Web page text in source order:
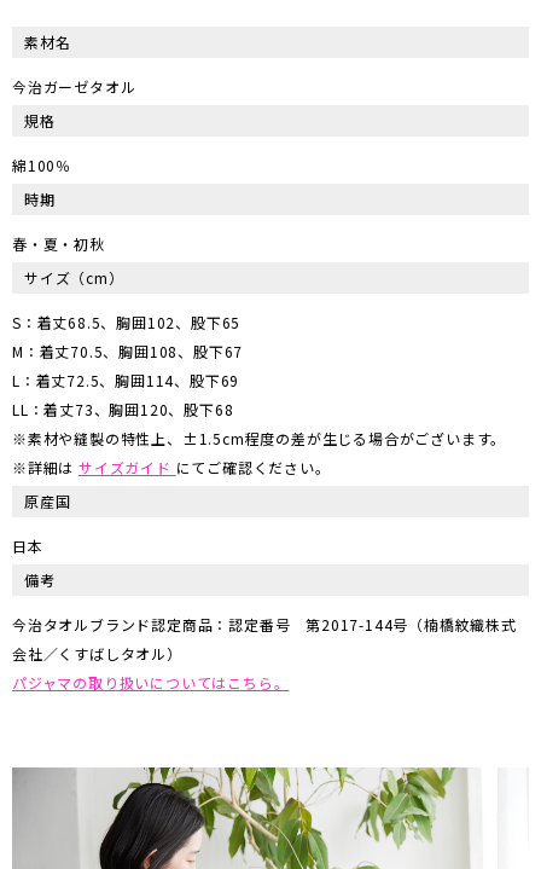
素材名
今治ガーゼタオル
規格
綿100％
時期
春・夏・初秋
サイズ （cm）
S：着丈68.5、胸囲102、股下65
M：着丈70.5、胸囲108、股下67
L：着丈72.5、胸囲114、股下69
LL：着丈73、胸囲120、股下68
※素材や縫製の特性上、±1.5cm程度の差が生じる場合がございます。
※詳細は サイズガイド にてご確認ください。
原産国
日本
備考
今治タオルブランド認定商品：認定番号 第2017-144号（楠橋紋織株式
会社／くすばしタオル）
パジャマの取り扱いについてはこちら。